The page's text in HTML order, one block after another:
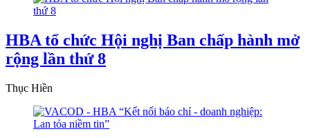
HBA tổ chức Hội nghị Ban chấp hành mở
rộng lần thứ 8
Thục Hiền